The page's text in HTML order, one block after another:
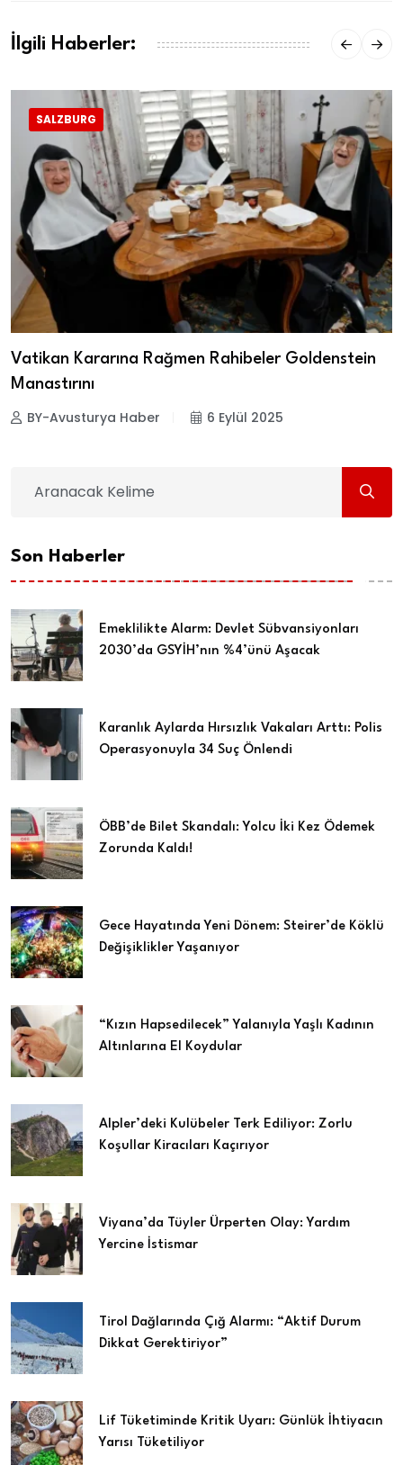
İlgili Haberler:
SALZBURG
Vatikan Kararına Rağmen Rahibeler Goldenstein
Manastırını
BY-Avusturya Haber 6 Eylül 2025
Son Haberler
Emeklilikte Alarm: Devlet Sübvansiyonları
2030’da GSYİH’nın %4’ünü Aşacak
Karanlık Aylarda Hırsızlık Vakaları Arttı: Polis
Operasyonuyla 34 Suç Önlendi
ÖBB’de Bilet Skandalı: Yolcu İki Kez Ödemek
Zorunda Kaldı!
Gece Hayatında Yeni Dönem: Steirer’de Köklü
Değişiklikler Yaşanıyor
“Kızın Hapsedilecek” Yalanıyla Yaşlı Kadının
Altınlarına El Koydular
Alpler’deki Kulübeler Terk Ediliyor: Zorlu
Koşullar Kiracıları Kaçırıyor
Viyana’da Tüyler Ürperten Olay: Yardım
Yercine İstismar
Tirol Dağlarında Çığ Alarmı: “Aktif Durum
Dikkat Gerektiriyor”
Lif Tüketiminde Kritik Uyarı: Günlük İhtiyacın
Yarısı Tüketiliyor